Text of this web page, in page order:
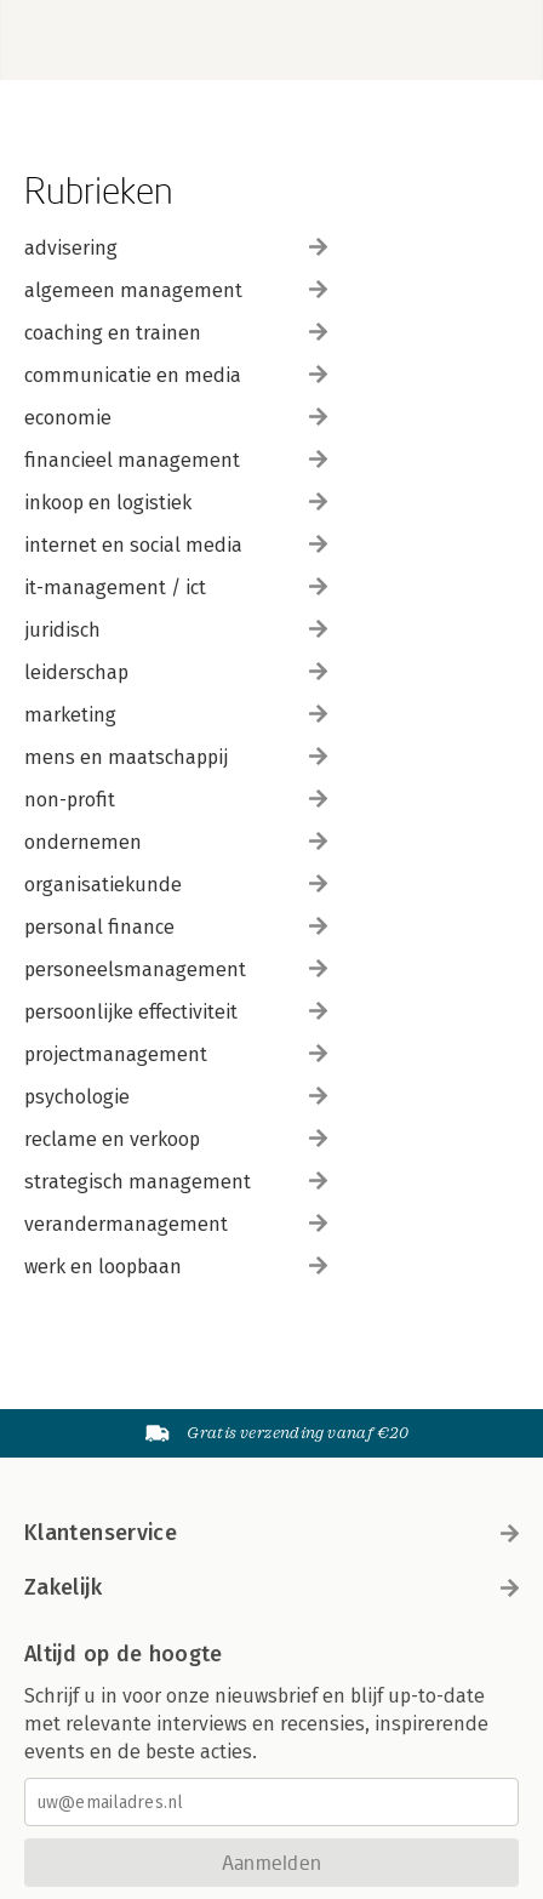
Rubrieken
advisering
algemeen management
coaching en trainen
communicatie en media
economie
financieel management
inkoop en logistiek
internet en social media
it-management / ict
juridisch
leiderschap
marketing
mens en maatschappij
non-profit
ondernemen
organisatiekunde
personal finance
personeelsmanagement
persoonlijke effectiviteit
projectmanagement
psychologie
reclame en verkoop
strategisch management
verandermanagement
werk en loopbaan
Gratis verzending vanaf €20
Klantenservice
Zakelijk
Altijd op de hoogte
Schrijf u in voor onze nieuwsbrief en blijf up-to-date
met relevante interviews en recensies, inspirerende
events en de beste acties.
Aanmelden